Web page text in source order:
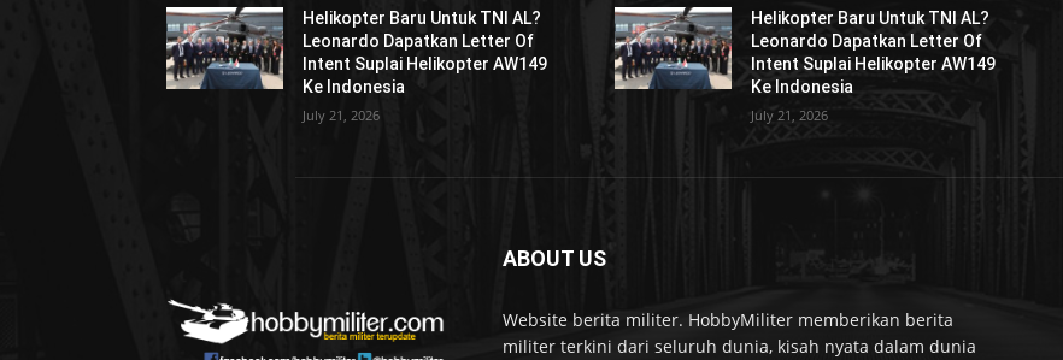
Helikopter Baru Untuk TNI AL?
Leonardo Dapatkan Letter Of
Intent Suplai Helikopter AW149
Ke Indonesia
July 21, 2026
Helikopter Baru Untuk TNI AL?
Leonardo Dapatkan Letter Of
Intent Suplai Helikopter AW149
Ke Indonesia
July 21, 2026
ABOUT US
Website berita militer. HobbyMiliter memberikan berita
militer terkini dari seluruh dunia, kisah nyata dalam dunia